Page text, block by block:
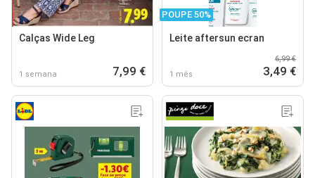
Calças Wide Leg
1 semana 7,99 €
POUPE 50%
Leite aftersun ecran
1 mês
6,99 €
3,49 €